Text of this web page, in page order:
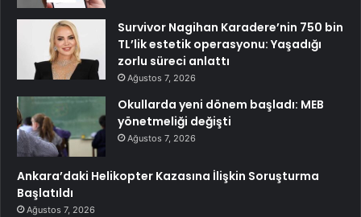
Survivor Nagihan Karadere’nin 750 bin
TL’lik estetik operasyonu: Yaşadığı
zorlu süreci anlattı
Ağustos 7, 2026
Okullarda yeni dönem başladı: MEB
yönetmeliği değişti
Ağustos 7, 2026
Ankara’daki Helikopter Kazasına İlişkin Soruşturma
Başlatıldı
Ağustos 7, 2026